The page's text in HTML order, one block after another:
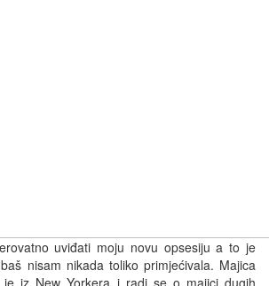
uviđati moju novu opsesiju a to je
nisam nikada toliko primjećivala. Majica
je iz New Yorkera i radi se o majici dugih